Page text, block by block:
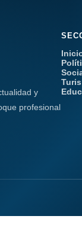
y
profesional